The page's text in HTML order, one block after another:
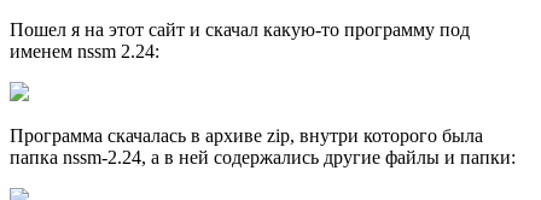
Пошел я на этот сайт и скачал какую-то программу под
именем nssm 2.24:
Программа скачалась в архиве zip, внутри которого была
папка nssm-2.24, а в ней содержались другие файлы и папки: